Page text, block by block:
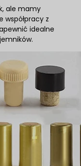
ale mamy
współpracy z
idealne